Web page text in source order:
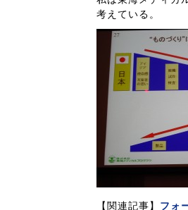
考えている。
【関連記事】 フォ